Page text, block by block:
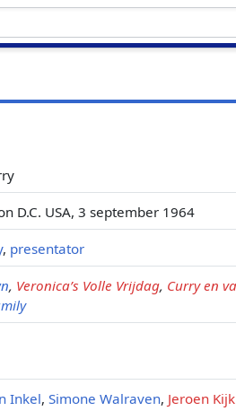
D.C. USA, 3 september 1964
, presentator
, Veronica’s Volle Vrijdag, Curry en
Inkel,Simone Walraven, Jeroen